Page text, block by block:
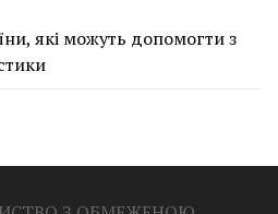
які можуть допомогти з